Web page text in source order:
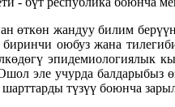
өткөн жандуу билим
оюбуз жана
эпидемиологиялык
эле учурда
түзүү боюнча